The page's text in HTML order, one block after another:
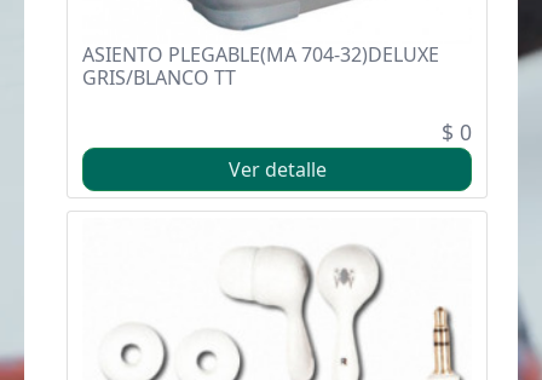
ASIENTO PLEGABLE(MA 704-32)DELUXE
GRIS/BLANCO TT
$ 0
Ver detalle